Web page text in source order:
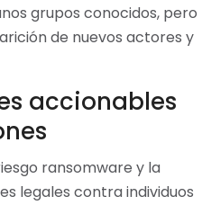
grupos conocidos, pero
de nuevos actores y
accionables
ransomware y la
legales contra individuos